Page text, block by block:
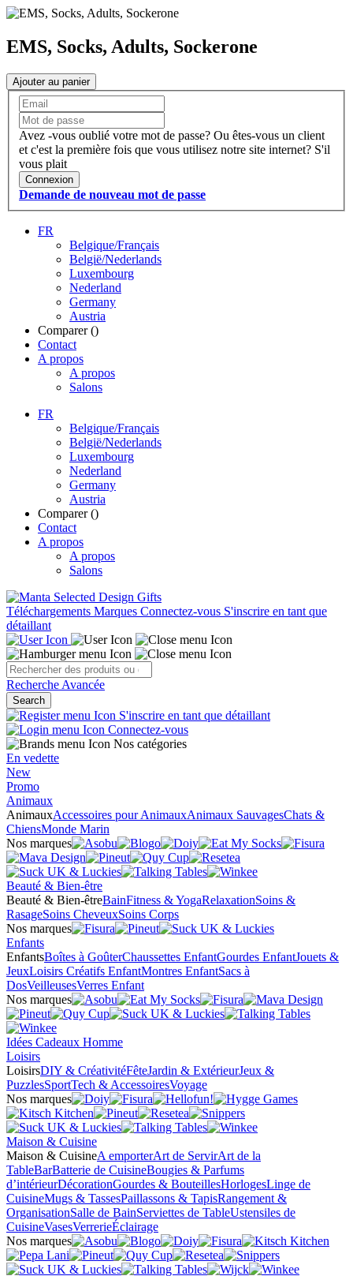
EMS, Socks, Adults, Sockerone
Ajouter au panier
Avez -vous oublié votre mot de passe? Ou êtes-vous un client
et c'est la première fois que vous utilisez notre site internet? S'il
vous plait
Connexion
Demande de nouveau mot de passe
FR
Belgique/Français
België/Nederlands
Luxembourg
Nederland
Germany
Austria
Comparer ()
Contact
A propos
A propos
Salons
FR
Belgique/Français
België/Nederlands
Luxembourg
Nederland
Germany
Austria
Comparer ()
Contact
A propos
A propos
Salons
Téléchargements Marques Connectez-vous S'inscrire en tant que
détaillant
Recherche Avancée
Search
S'inscrire en tant que détaillant
Connectez-vous
Nos catégories
En vedette
New
Promo
Animaux
AnimauxAccessoires pour AnimauxAnimaux SauvagesChats &
ChiensMonde Marin
Nos marques
Beauté & Bien-être
Beauté & Bien-êtreBainFitness & YogaRelaxationSoins &
RasageSoins CheveuxSoins Corps
Nos marques
Enfants
EnfantsBoîtes à GoûterChaussettes EnfantGourdes EnfantJouets &
JeuxLoisirs Créatifs EnfantMontres EnfantSacs à
DosVeilleusesVerres Enfant
Nos marques
Idées Cadeaux Homme
Loisirs
LoisirsDIY & CréativitéFêteJardin & ExtérieurJeux &
PuzzlesSportTech & AccessoiresVoyage
Nos marques
Maison & Cuisine
Maison & CuisineA emporterArt de ServirArt de la
TableBarBatterie de CuisineBougies & Parfums
d’intérieurDécorationGourdes & BouteillesHorlogesLinge de
CuisineMugs & TassesPaillassons & TapisRangement &
OrganisationSalle de BainServiettes de TableUstensiles de
CuisineVasesVerrerieÉclairage
Nos marques